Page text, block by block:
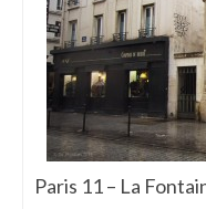
Paris 11 – La